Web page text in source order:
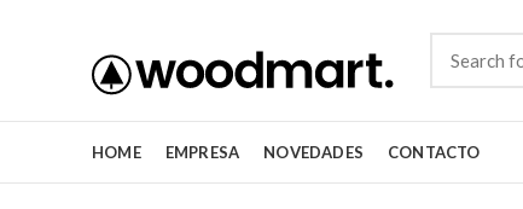
HOME EMPRESA NOVEDADES CONTACTO